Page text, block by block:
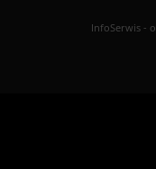
InfoSerwis-